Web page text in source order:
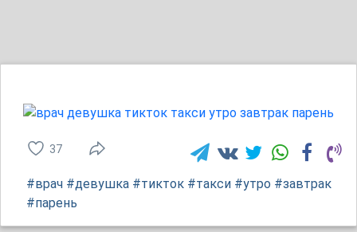
37
#врач #девушка #тикток #такси #утро #завтрак
#парень